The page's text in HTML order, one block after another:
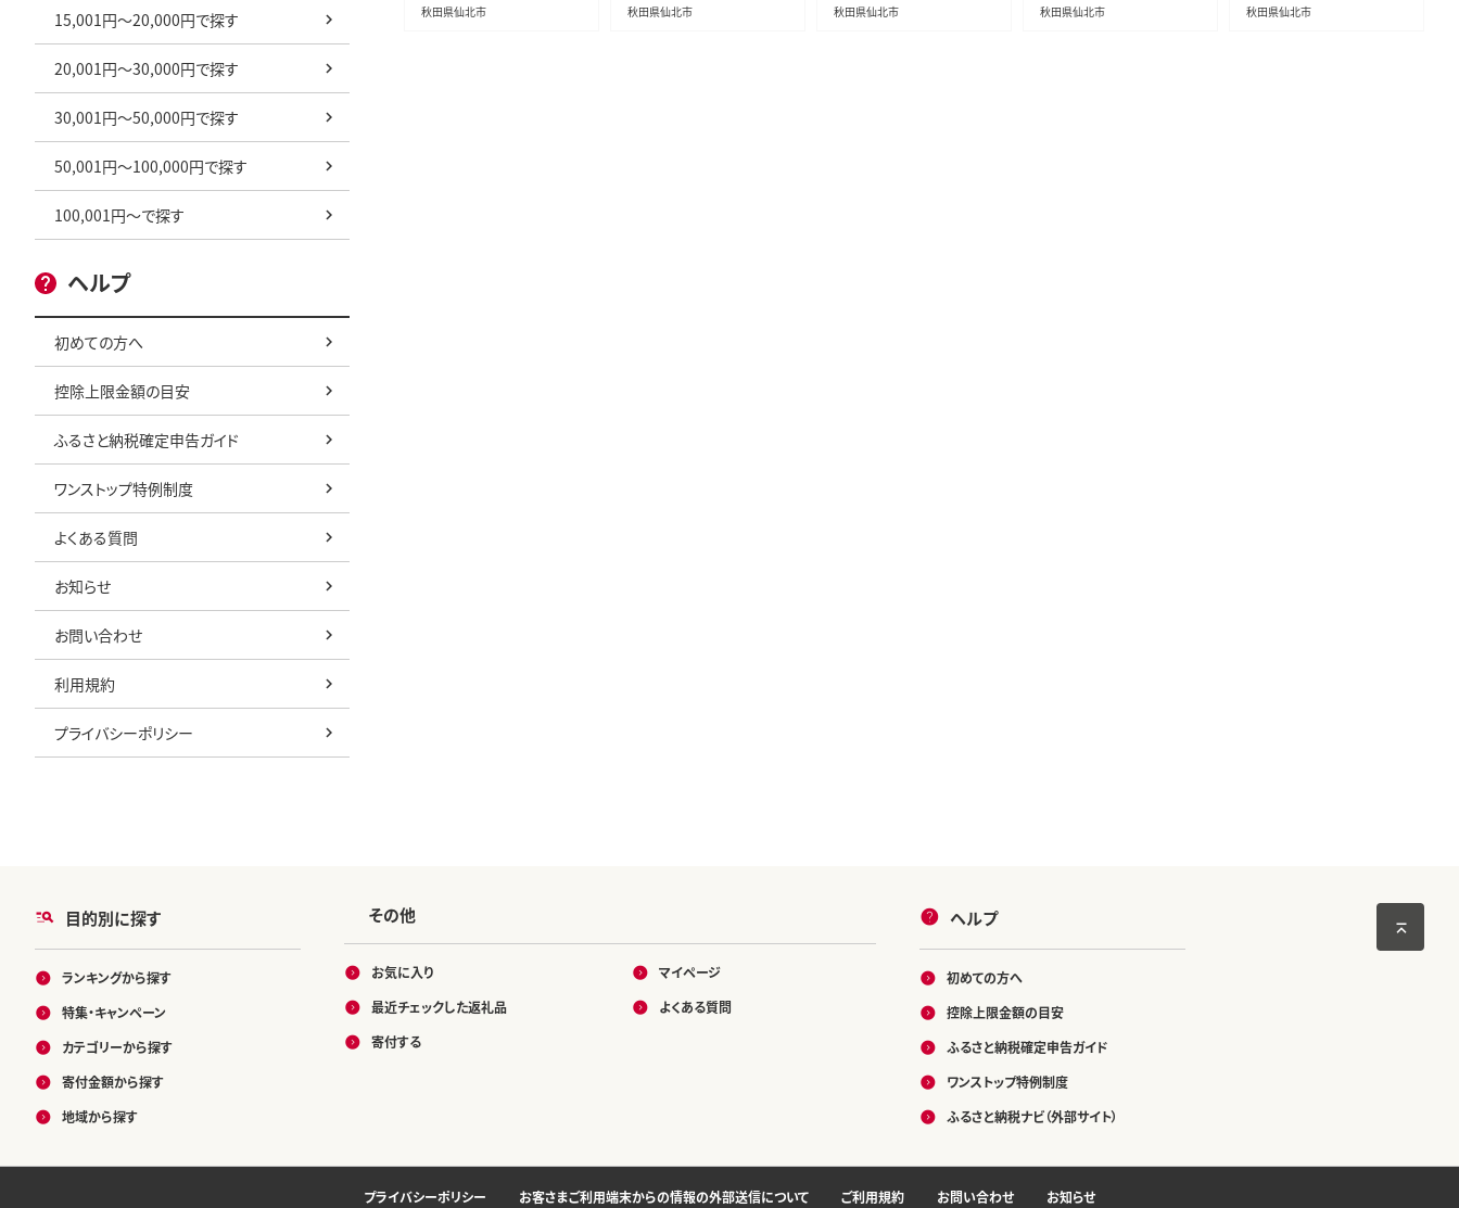
15,001円～20,000円で探す
20,001円～30,000円で探す
30,001円～50,000円で探す
50,001円～100,000円で探す
100,001円～で探す
ヘルプ
初めての方へ
控除上限金額の目安
ふるさと納税確定申告ガイド
ワンストップ特例制度
よくある質問
お知らせ
お問い合わせ
利用規約
プライバシーポリシー
米 5kg 米 5kg定期便 お米
秋田県仙北市
5kg 米 5kg定期便 お米定期
秋田県仙北市
5kg 米 5kg定期便 お米定期
秋田県仙北市
5kg 米 5kg定期便 お米定期
秋田県仙北市
ック パック レトルト 米】
秋田県仙北市
目的別に探す
ランキングから探す
特集・キャンペーン
カテゴリーから探す
寄付金額から探す
地域から探す
その他
お気に入り
最近チェックした返礼品
寄付する
マイページ
よくある質問
ヘルプ
初めての方へ
控除上限金額の目安
ふるさと納税確定申告ガイド
ワンストップ特例制度
ふるさと納税ナビ（外部サイト）
プライバシーポリシー お客さまご利用端末からの情報の外部送信について ご利用規約 お問い合わせ お知らせ